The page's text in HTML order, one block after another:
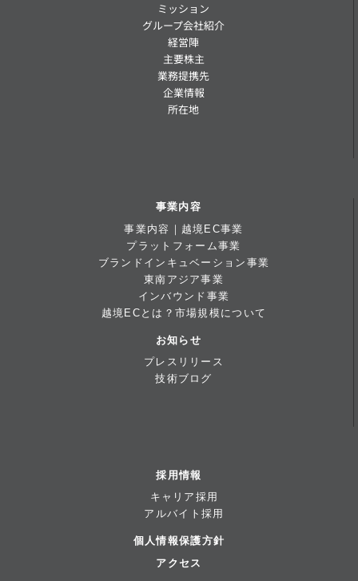
ミッション
グループ会社紹介
経営陣
主要株主
業務提携先
企業情報
所在地
事業内容
事業内容｜越境EC事業
プラットフォーム事業
ブランドインキュベーション事業
東南アジア事業
インバウンド事業
越境ECとは？市場規模について
お知らせ
プレスリリース
技術ブログ
採用情報
キャリア採用
アルバイト採用
個人情報保護方針
アクセス